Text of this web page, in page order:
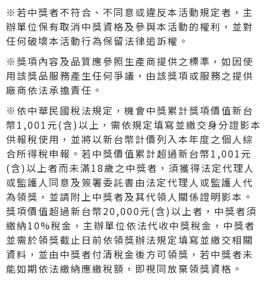
※若中獎者不符合、不同意或違反本活動規定者，主
辦單位保有取消中獎資格及參與本活動的權利，並對
任何破壞本活動行為保留法律追訴權。
※獎項內容及品質應參照生產商提供之標準，如因使
用該獎品服務產生任何爭議，由該獎項或服務之提供
廠商依法承擔責任。
※依中華民國稅法規定，機會中獎累計獎項價值新台
幣1,001元(含)以上，需依規定填寫並繳交身分證影本
供報稅使用，並將以新台幣計價列入本年度之個人綜
合所得稅申報。若中獎價值累計超過新台幣1,001元
(含)以上者而未滿18歲之中獎者，須獲得法定代理人
或監護人同意及簽署委託書由法定代理人或監護人代
為領獎，並請附上中獎者及其代領人關係證明影本。
獎項價值超過新台幣20,000元(含)以上者，中獎者須
繳納10%稅金，主辦單位依法代收中獎稅金，中獎者
並需於領獎截止日前依領獎辦法規定填寫並繳交相關
資料，並由中獎者付清稅金後方可領獎，若中獎者未
能如期依法繳納應繳稅額，即視同放棄領獎資格。